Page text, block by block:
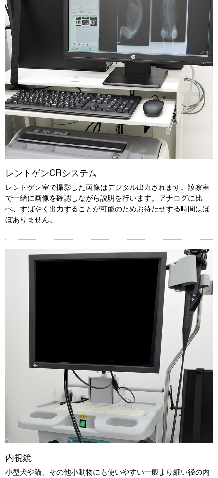
レントゲンCRシステム
レントゲン室で撮影した画像はデジタル出力されます。診察室
で一緒に画像を確認しながら説明を行います。アナログに比
べ、すばやく出力することが可能のためお待たせする時間はほ
ぼありません。
内視鏡
小型犬や猫、その他小動物にも使いやすい一般より細い径の内